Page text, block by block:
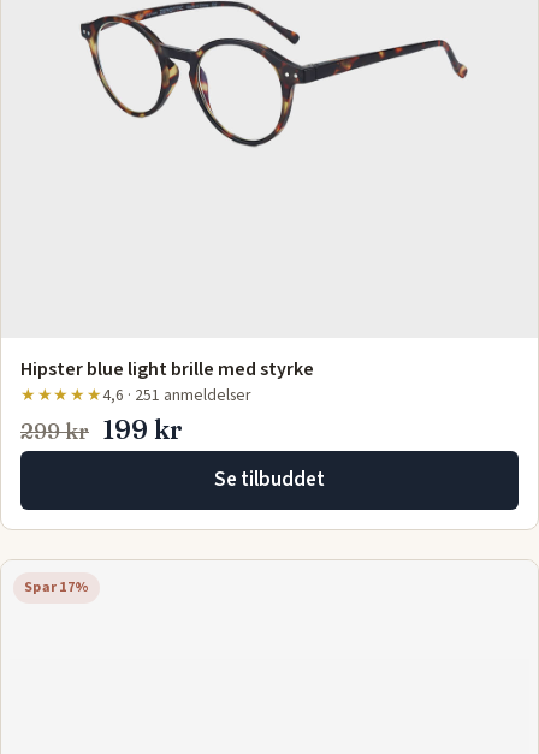
Hipster blue light brille med styrke
★★★★★4,6 · 251 anmeldelser
299 kr 199 kr
Se tilbuddet
Spar 17%